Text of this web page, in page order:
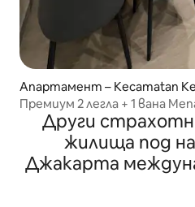
Апартамент – Kecamatan
Премиум 2 легла + 1 вана
Други
жилища под
Джакарта